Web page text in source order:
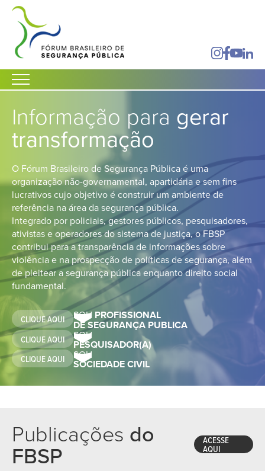
Informação para gerar
transformação
O Fórum Brasileiro de Segurança Pública é uma
organização não-governamental, apartidária e sem fins
lucrativos cujo objetivo é construir um ambiente de
referência na área da segurança pública.
Integrado por policiais, gestores públicos, pesquisadores,
ativistas e operadores do sistema de justiça, o FBSP
contribui para a transparência de informações sobre
violência e na prospecção de políticas de segurança, além
de pleitear a segurança pública enquanto direito social
fundamental.
CLIQUE AQUI SOU PROFISSIONAL
DE SEGURANÇA PUBLICA
CLIQUE AQUI SOU
PESQUISADOR(A)
CLIQUE AQUI SOU
SOCIEDADE CIVIL
Publicações do
FBSP
ACESSE
AQUI